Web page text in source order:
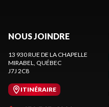
NOUS JOINDRE
13 930 RUE DE LA CHAPELLE
MIRABEL, QUÉBEC
J7J 2C8
ITINÉRAIRE